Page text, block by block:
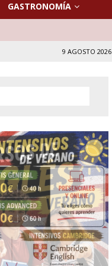
GASTRONOMÍA
9 AGOSTO 2026